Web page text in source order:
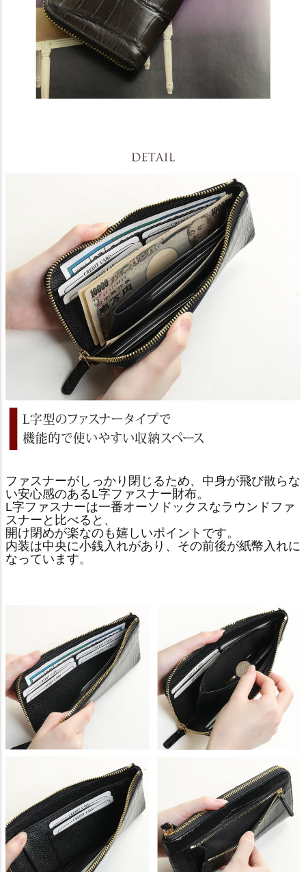
ファスナーがしっかり閉じるため、中身が飛び散らな
い安心感のあるL字ファスナー財布。
L字ファスナーは一番オーソドックスなラウンドファ
スナーと比べると、
開け閉めが楽なのも嬉しいポイントです。
内装は中央に小銭入れがあり、その前後が紙幣入れに
なっています。